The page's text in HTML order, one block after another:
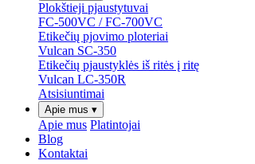
Plokštieji pjaustytuvai
FC-500VC / FC-700VC
Etikečių pjovimo ploteriai
Vulcan SC-350
Etikečių pjaustyklės iš ritės į ritę
Vulcan LC-350R
Atsisiuntimai
Apie mus ▾
Apie mus Platintojai
Blog
Kontaktai